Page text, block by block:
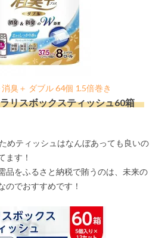
臭＋ ダブル 64個 1.5倍巻き
リスボックスティッシュ60箱
めティッシュはなんぼあっても良いの
ます！
品をふるさと納税で賄うのは、未来の
のでおすすめです！